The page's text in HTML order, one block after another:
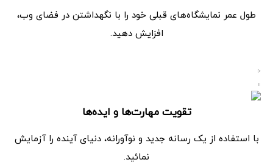
طول عمر نمایشگاه‌های قبلی خود را با نگهداشتن در فضای وب،
افزایش دهید.
تقویت مهارت‌ها و ایده‌ها
با استفاده از یک رسانه جدید و نوآورانه، دنیای آینده را آزمایش
نمائید.